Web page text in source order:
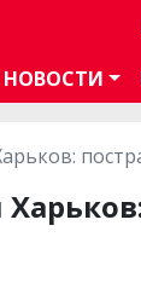
НОВОСТИ